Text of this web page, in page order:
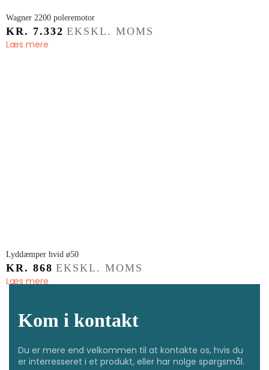
​Wagner 2200 poleremotor
KR. 7.332 EKSKL. MOMS
Læs mere
Lyddæmper hvid ø50
KR. 868 EKSKL. MOMS
Læs mere
Kom i kontakt
Du er mere end velkommen til at kontakte os, hvis du
er interresseret i et produkt, eller har nolge spørgsmål.